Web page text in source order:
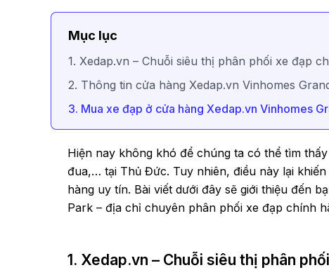
Mục lục
1. Xedap.vn – Chuỗi siêu thị phân phối xe đạp
2. Thông tin cửa hàng Xedap.vn Vinhomes
3. Mua xe đạp ở cửa hàng Xedap.vn Vinhomes
Hiện nay không khó để chúng ta có thể tìm
đua,… tại Thủ Đức. Tuy nhiên, điều này lại
hàng uy tín. Bài viết dưới đây sẽ giới thiệu đến
Park – địa chỉ chuyên phân phối xe đạp chính
1. Xedap.vn – Chuỗi siêu thị phân